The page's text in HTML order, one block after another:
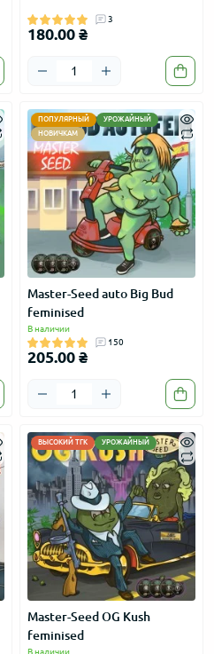
3
180.00 ₴
ПОПУЛЯРНЫЙ
УРОЖАЙНЫЙ
НОВИЧКАМ
Master-Seed auto Big Bud
feminised
В наличии
150
205.00 ₴
ВЫСОКИЙ ТГК УРОЖАЙНЫЙ
Master-Seed OG Kush
feminised
В наличии